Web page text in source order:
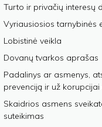
Turto ir privačių interesų
Vyriausiosios tarnybinės
Lobistinė veikla
Dovanų tvarkos aprašas
Padalinys ar asmenys,
prevenciją ir už
Skaidrios asmens
suteikimas